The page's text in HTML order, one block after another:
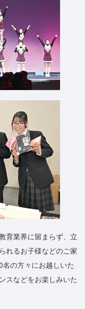
育業界に留まらず、立
れるお子様などのご家
の方々にお越しいた
スなどをお楽しみいた